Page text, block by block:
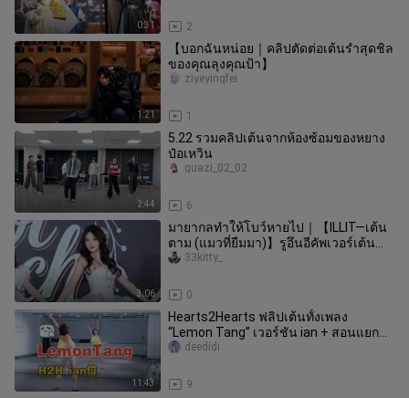
0:31 2
1:21
【บอกฉันหน่อย｜คลิปตัดต่อเต้นรำสุดชิล
ของคุณลุงคุณป้า】
1
ziyeyingfei
2:44
5.22 รวมคลิปเต้นจากห้องซ้อมของหยาง
ป๋อเหวิน
6
guazi_02_02
3:06
มายากลทำให้โบว์หายไป｜【ILLIT—เต้น
ตาม (แมวที่ยืมมา)】รูอึนอีคัพเวอร์เต้น
ตาม
0
33kitty_
11:43
Hearts2Hearts ฟลิปเต้นทั้งเพลง
“Lemon Tang” เวอร์ชัน ian + สอนแยกท่า
พร้อมเสียงอธิบายอย่างละเอียด
9
deedidi